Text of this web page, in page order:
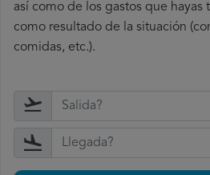
así como de los gastos que hayas
como resultado de la situación
comidas, etc.).